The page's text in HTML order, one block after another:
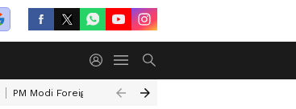
PM Modi Foreign Travel Expenditure